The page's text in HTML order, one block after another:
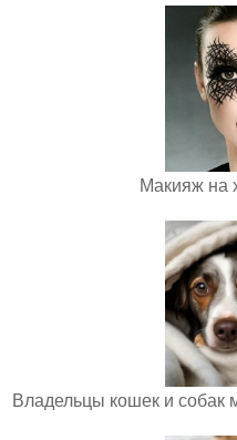
Макияж на
Владельцы кошек и собак